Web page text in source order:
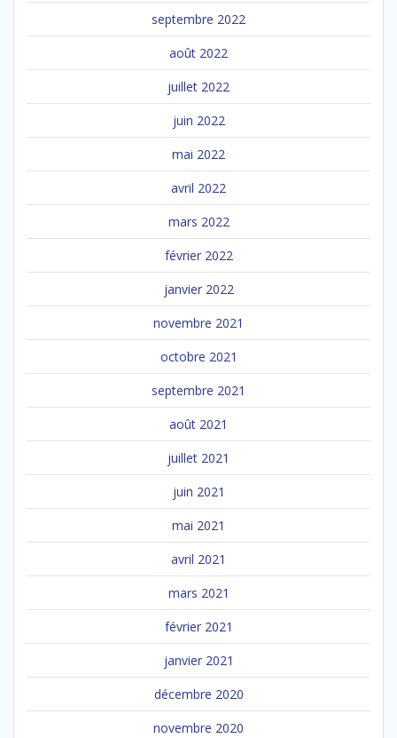
septembre 2022
août 2022
juillet 2022
juin 2022
mai 2022
avril 2022
mars 2022
février 2022
janvier 2022
novembre 2021
octobre 2021
septembre 2021
août 2021
juillet 2021
juin 2021
mai 2021
avril 2021
mars 2021
février 2021
janvier 2021
décembre 2020
novembre 2020